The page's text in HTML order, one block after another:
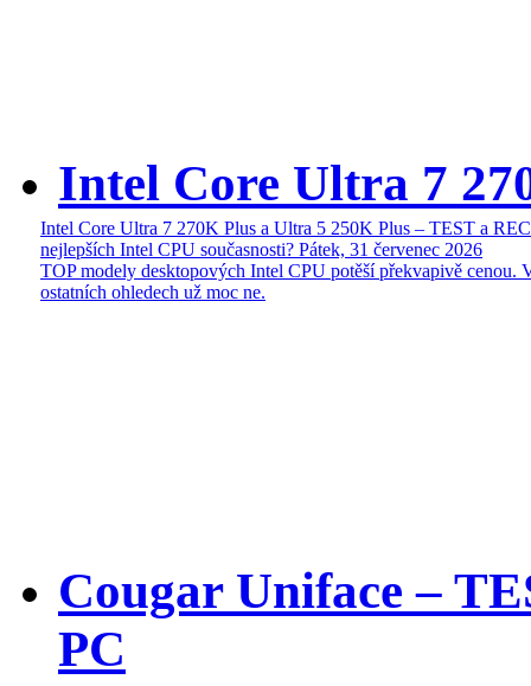
Intel Core Ultra 7
Intel Core Ultra 7 270K Plus a Ultra 5 250K Plus – TEST a
nejlepších Intel CPU současnosti? Pátek, 31 červenec 2026
TOP modely desktopových Intel CPU potěší překvapivě cenou.
ostatních ohledech už moc ne.
Cougar Uniface –
PC